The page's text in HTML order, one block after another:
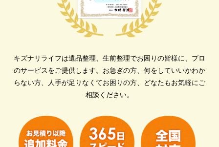
キズナリライフは遺品整理、生前整理でお困りの皆様に、プロ
のサービスをご提供します。 お急ぎの方、何をしていいかわか
らない方、人手が足りなくてお困りの方、どなたもお気軽にご
相談ください。